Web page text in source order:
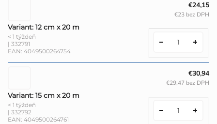
Variant: 12 cm x 20 m
< 1 týždeň
| 332791
EAN: 4049500264754
€24,15
€23 bez DPH
Variant: 15 cm x 20 m
< 1 týždeň
| 332792
EAN: 4049500264761
€30,94
€29,47 bez DPH